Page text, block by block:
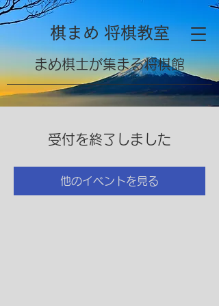
棋まめ 将棋教室
​まめ棋士が集まる将棋館
受付を終了しました
他のイベントを見る